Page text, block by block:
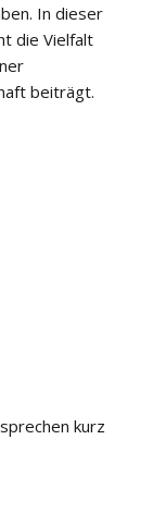
In dieser
die Vielfalt
beiträgt.
kurz